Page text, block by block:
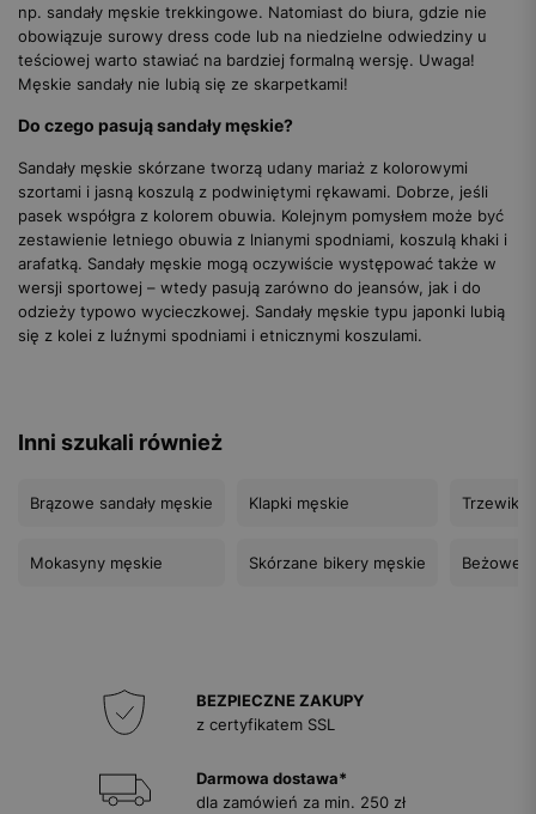
np. sandały męskie trekkingowe. Natomiast do biura, gdzie nie
obowiązuje surowy dress code lub na niedzielne odwiedziny u
teściowej warto stawiać na bardziej formalną wersję. Uwaga!
Męskie sandały nie lubią się ze skarpetkami!
Do czego pasują sandały męskie?
Sandały męskie skórzane tworzą udany mariaż z kolorowymi
szortami i jasną koszulą z podwiniętymi rękawami. Dobrze, jeśli
pasek współgra z kolorem obuwia. Kolejnym pomysłem może być
zestawienie letniego obuwia z lnianymi spodniami, koszulą khaki i
arafatką. Sandały męskie mogą oczywiście występować także w
wersji sportowej – wtedy pasują zarówno do jeansów, jak i do
odzieży typowo wycieczkowej. Sandały męskie typu japonki lubią
się z kolei z luźnymi spodniami i etnicznymi koszulami.
Inni szukali również
Brązowe sandały męskie
Mokasyny męskie
Klapki męskie
Skórzane bikery męskie
Trzewiki
Beżowe
BEZPIECZNE ZAKUPY
z certyfikatem SSL
Darmowa dostawa*
dla zamówień za min. 250 zł